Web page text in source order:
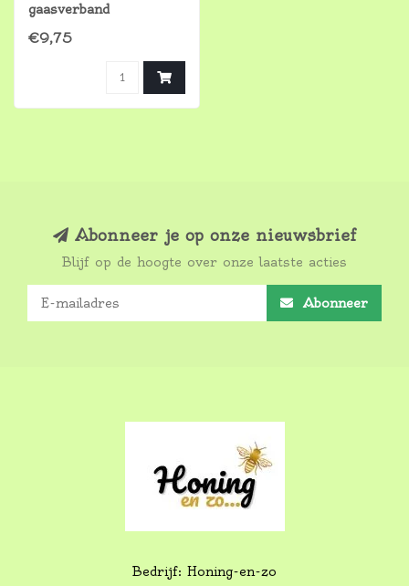
gaasverband
€9,75
Abonneer je op onze nieuwsbrief
Blijf op de hoogte over onze laatste acties
Abonneer
Bedrijf: Honing-en-zo